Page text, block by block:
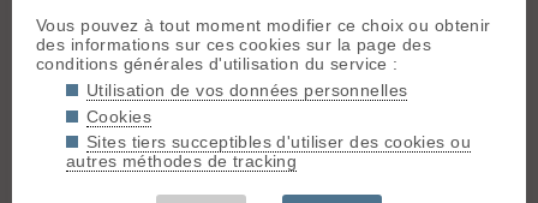
Topo associé :
Montagne des
Agneaux (Calotte),
versant Nord
Sommet associé :
Montagne des
(3634 m)
gaspard.andrillon
Conditions nivologiques,
accès & météo
Météo/températures : Pas mal de
passages nuageux comme
annoncé, pas trop froid (en haut
Vous pouvez à tout moment modifier ce choix ou obtenir
des informations sur ces cookies sur la page des
conditions générales d'utilisation du service :
Utilisation de vos données personnelles
Cookies
Sites tiers succeptibles d'utiliser des cookies ou
autres méthodes de tracking